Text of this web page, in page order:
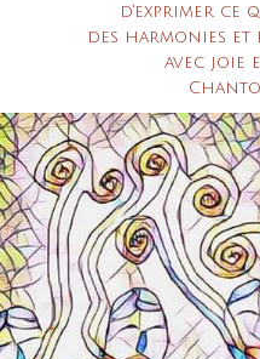
d'exprimer ce
des harmonies et
avec joie